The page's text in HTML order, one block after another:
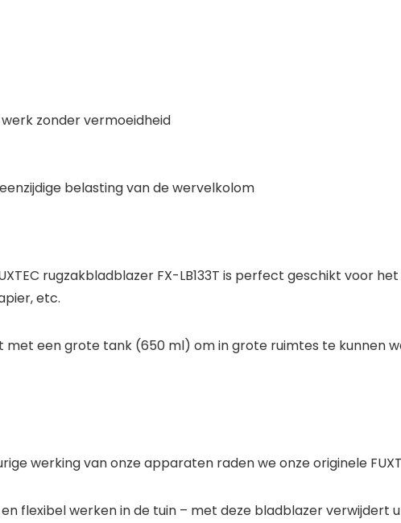
zonder vermoeidheid
belasting van de wervelkolom
rugzakbladblazer FX-LB133T is perfect geschikt voor
etc.
een grote tank (650 ml) om in grote ruimtes te kunnen
werking van onze apparaten raden we onze originele
flexibel werken in de tuin – met deze bladblazer verwijdert